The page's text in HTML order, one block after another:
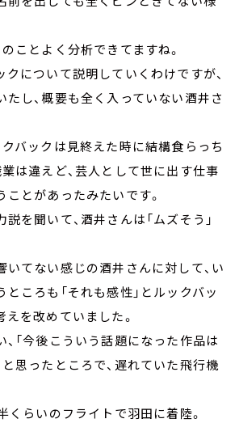
ことよく分析できてますね。
について説明していくわけですが、
し、概要も全く入っていない酒井さ
バックは見終えた時に結構食らっち
は違えど、芸人として世に出す仕事
とがあったみたいです。
を聞いて、酒井さんは「ムズそう」
いてない感じの酒井さんに対して、い
ころも「それも感性」とルックバッ
を改めていました。
「今後こういう話題になった作品は
思ったところで、遅れていた飛行機
くらいのフライトで羽田に着陸。